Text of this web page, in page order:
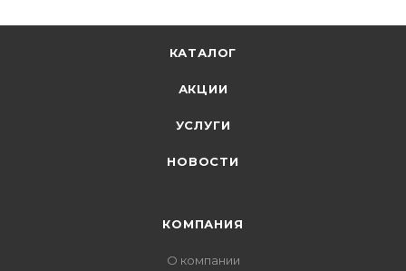
КАТАЛОГ
АКЦИИ
УСЛУГИ
НОВОСТИ
КОМПАНИЯ
О компании